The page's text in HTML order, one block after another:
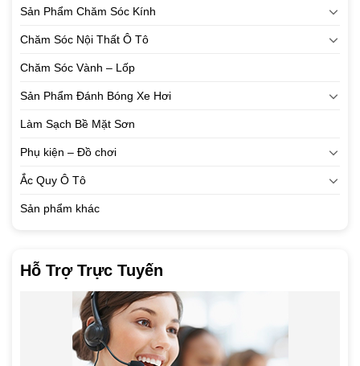
Sản Phẩm Chăm Sóc Kính
Chăm Sóc Nội Thất Ô Tô
Chăm Sóc Vành – Lốp
Sản Phẩm Đánh Bóng Xe Hơi
Làm Sạch Bề Mặt Sơn
Phụ kiện – Đồ chơi
Ắc Quy Ô Tô
Sản phẩm khác
Hỗ Trợ Trực Tuyến